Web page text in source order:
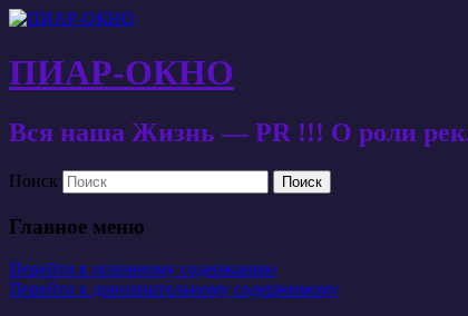
ПИАР-ОКНО
Вся наша Жизнь — PR !!! О роли
Поиск
Главное меню
Перейти к основному содержанию
Перейти к дополнительному содержимому